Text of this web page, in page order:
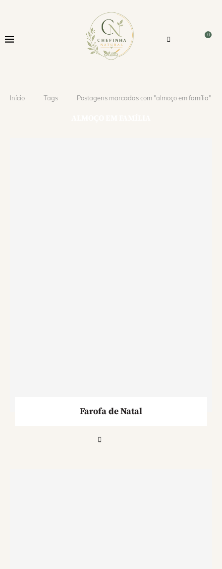
0
Início Tags Postagens marcadas com "almoço em família"
Farofa de Natal